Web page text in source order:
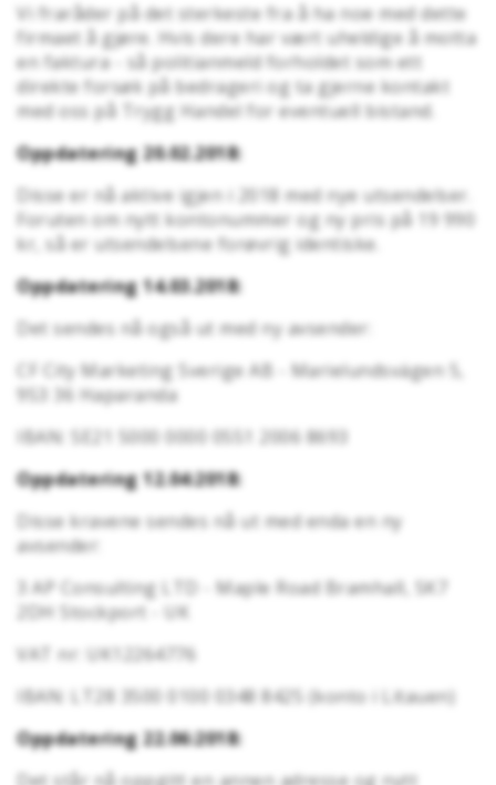
Vi fraråder på det sterkeste fra å ha noe med dette
firmaet å gjøre. Hvis dere har vært uheldige å motta
en faktura - så politianmeld forholdet som ett
direkte forsøk på bedrageri og ta gjerne kontakt
med oss på Trygg Handel for eventuell bistand.
Oppdatering 20.02.2018:
Disse er nå aktive igjen i 2018 med nye utsendelser.
Foruten om nytt kontonummer og ny pris på 19 990
kr, så er utsendelsene forøvrig identiske.
Oppdatering 14.03.2018:
Det sendes nå også ut med ny avsender:
CF City Marketing Sverige AB - Marielundsvägen 5,
953 36 Haparanda
IBAN: SE21 5000 0000 0551 2006 8693
Oppdatering 12.04:2018:
Disse kravene sendes nå ut med enda en ny
avsender:
3 AP Consulting LTD - Maple Road Bramhall, SK7
2DH Stockport - UK
VAT nr: UK12264776
IBAN: LT28 3500 0100 0348 8425 (konto i Litauen)
Oppdatering 22.06:2018: